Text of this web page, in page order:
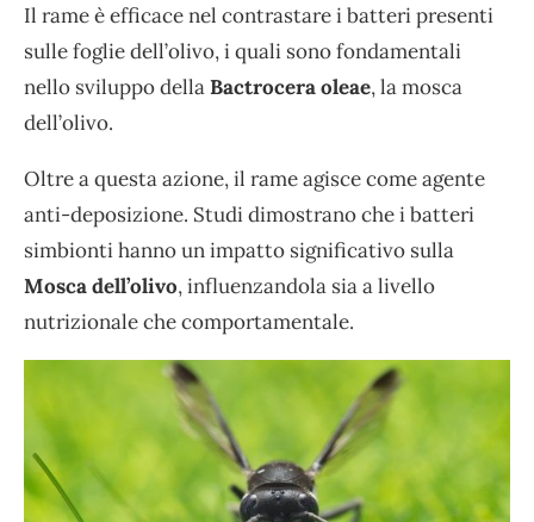
Il rame è efficace nel contrastare i batteri presenti
sulle foglie dell’olivo, i quali sono fondamentali
nello sviluppo dellaBactrocera oleae, la mosca
dell’olivo.
Oltre a questa azione, il rame agisce come agente
anti-deposizione. Studi dimostrano che i batteri
simbionti hanno un impatto significativo sulla
Mosca dell’olivo, influenzandola sia a livello
nutrizionale che comportamentale.